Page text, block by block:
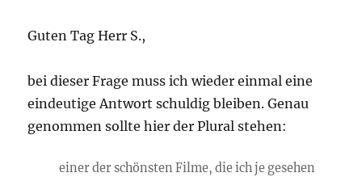
Guten Tag Herr S.,
bei dieser Frage muss ich wieder einmal eine
eindeutige Antwort schuldig bleiben. Genau
genommen sollte hier der Plural stehen:
einer der schönsten Filme, die ich je gesehen